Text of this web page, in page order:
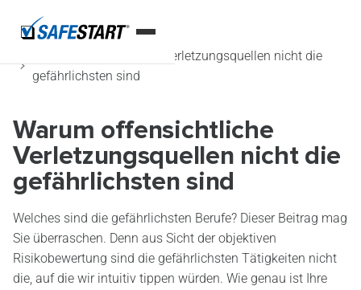
Startseite
Blog
Warum offensichtliche Verletzungsquellen nicht die
gefährlichsten sind
Warum offensichtliche
Verletzungsquellen nicht die
gefährlichsten sind
Welches sind die gefährlichsten Berufe? Dieser Beitrag mag
Sie überraschen. Denn aus Sicht der objektiven
Risikobewertung sind die gefährlichsten Tätigkeiten nicht
die, auf die wir intuitiv tippen würden. Wie genau ist Ihre